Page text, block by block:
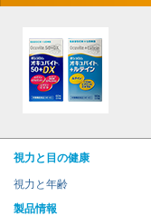
視力と目の健康
視力と年齢
製品情報